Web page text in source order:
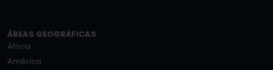
ÁREAS GEOGRÁFICAS
África
América